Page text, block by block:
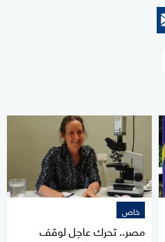
خاص
مصر.. تحرك عاجل لوقف